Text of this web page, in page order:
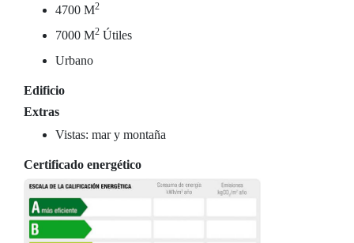
4700 M2
7000 M2 Útiles
Urbano
Edificio
Extras
Vistas: mar y montaña
Certificado energético